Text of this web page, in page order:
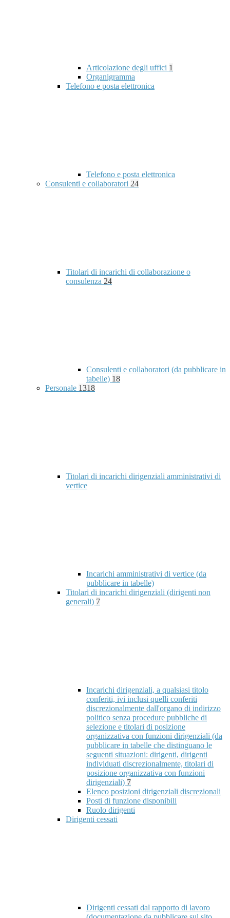
Articolazione degli uffici 1
Organigramma
Telefono e posta elettronica
Telefono e posta elettronica
Consulenti e collaboratori 24
Titolari di incarichi di collaborazione o
consulenza 24
Consulenti e collaboratori (da pubblicare in
tabelle) 18
Personale 1318
Titolari di incarichi dirigenziali amministrativi di
vertice
Incarichi amministrativi di vertice (da
pubblicare in tabelle)
Titolari di incarichi dirigenziali (dirigenti non
generali) 7
Incarichi dirigenziali, a qualsiasi titolo
conferiti, ivi inclusi quelli conferiti
discrezionalmente dall'organo di indirizzo
politico senza procedure pubbliche di
selezione e titolari di posizione
organizzativa con funzioni dirigenziali (da
pubblicare in tabelle che distinguano le
seguenti situazioni: dirigenti, dirigenti
individuati discrezionalmente, titolari di
posizione organizzativa con funzioni
dirigenziali) 7
Elenco posizioni dirigenziali discrezionali
Posti di funzione disponibili
Ruolo dirigenti
Dirigenti cessati
Dirigenti cessati dal rapporto di lavoro